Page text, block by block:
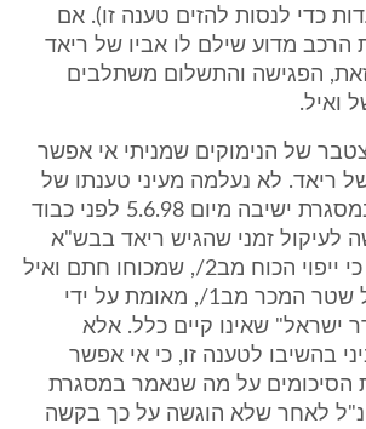
כדי לנסות להזים טענה זו). אם
הרכב מדוע שילם לו אביו של ריאד
הפגישה והתשלום משתלבים
ואיל.
של הנימוקים שמניתי אי אפשר
ריאד. לא נעלמה מעיני טענתו של
בא כוח ריאד, כי במסגרת ישיבה מיום 5.6.98 לפני כבוד
לעיקול זמני שהגיש ריאד בבש"א
1443/98 התחוור כי ייפוי הכוח מב2/, שמכוחו חתם ואיל
בשמו של ריאד על שטר המכר מב1/, מאומת על ידי
ישראל" שאינו קיים כלל. אלא
בהשיבו לטענה זו, כי אי אפשר
על מה שנאמר במסגרת
1443/98 הנ"ל לאחר שלא הוגשה על כך בקשה